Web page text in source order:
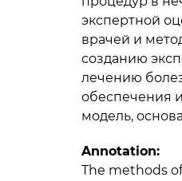
экспертной
врачей и
созданию
лечению
обеспечения
модель,
Annotation:
The methods